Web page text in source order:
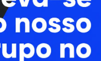
Enviar Dica